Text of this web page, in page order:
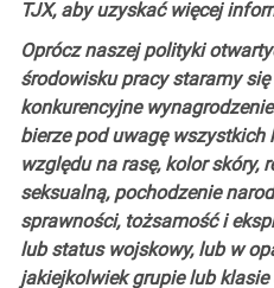
TJX, aby uzyskać więcej
Oprócz naszej polityki
środowisku pracy staramy
konkurencyjne
bierze pod uwagę wszystkich
względu na rasę, kolor skóry,
seksualną, pochodzenie
sprawności, tożsamość i
lub status wojskowy, lub w
jakiejkolwiek grupie lub klasie